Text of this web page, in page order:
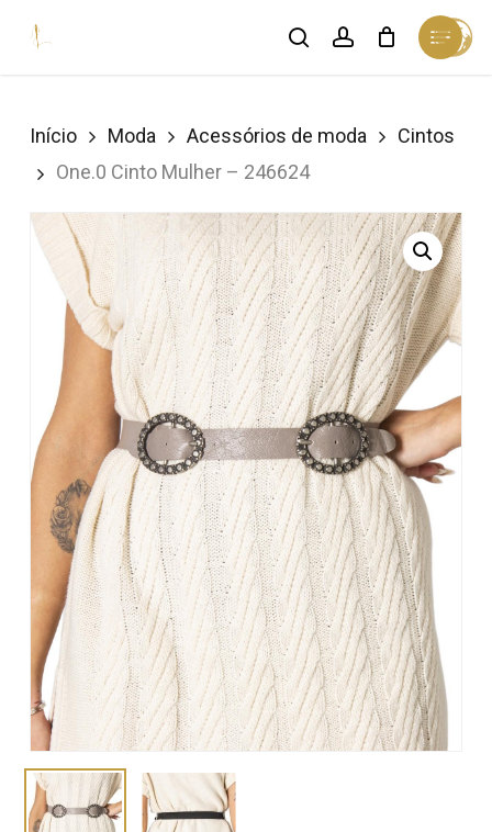
searchaccount
Menu
Close
Cart
Início Moda Acessórios de moda
Cintos
One.0 Cinto Mulher – 246624